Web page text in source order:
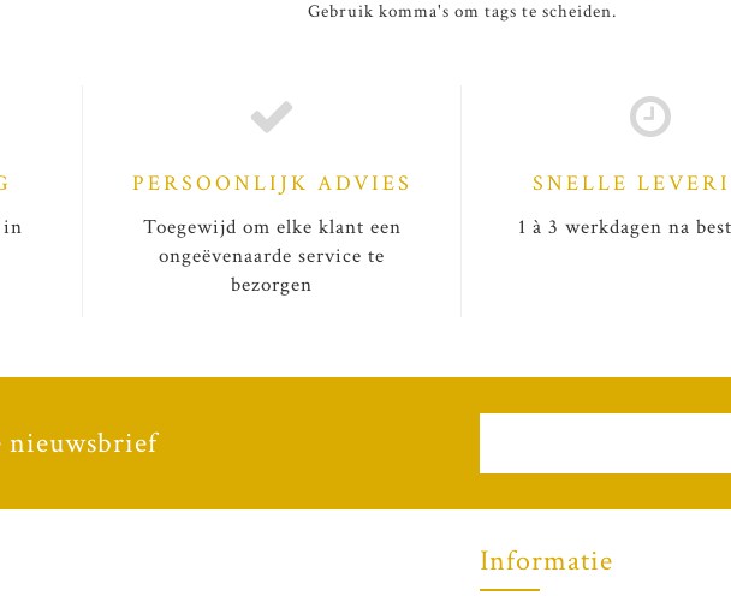
Gebruik komma's om tags te scheiden.
in
PERSOONLIJK ADVIES
Toegewijd om elke klant een
ongeëvenaarde service te
bezorgen
SNELLE
1 à 3 werkdagen na
nieuwsbrief
Informatie